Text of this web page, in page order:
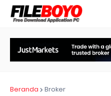
Beranda Broker